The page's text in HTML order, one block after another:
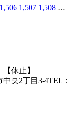
1,506 1,507 1,508 …
休止】
央2丁目3-4TEL：